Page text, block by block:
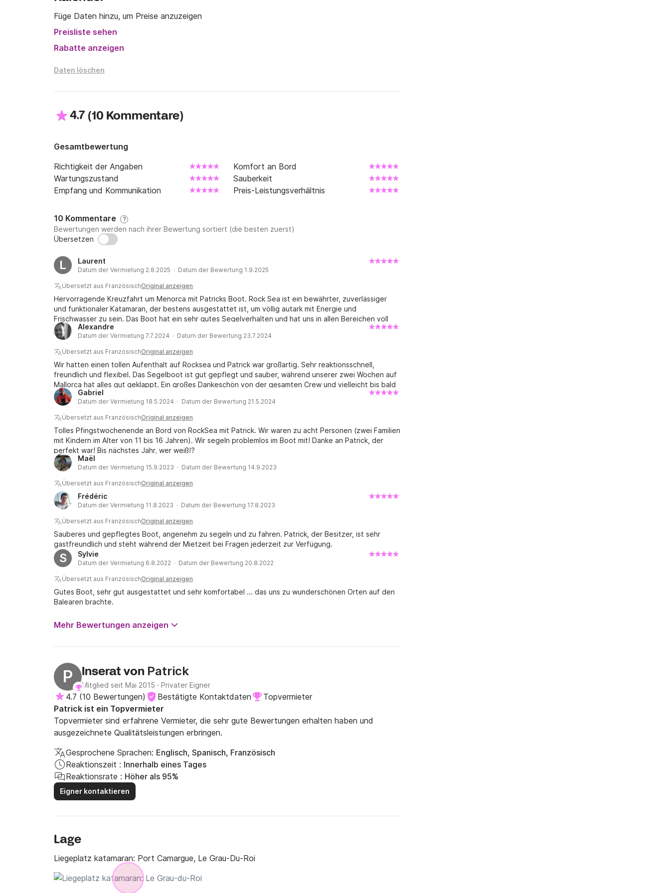
Füge Daten hinzu, um Preise anzuzeigen
Preisliste sehen
Rabatte anzeigen
Daten löschen
4.7 (10 Kommentare)
Gesamtbewertung
Richtigkeit der Angaben
Komfort an Bord
Wartungszustand
Sauberkeit
Empfang und Kommunikation
Preis-Leistungsverhältnis
10 Kommentare ?
Bewertungen werden nach ihrer Bewertung sortiert (die besten zuerst)
Übersetzen
L Laurent
Datum der Vermietung 2.8.2025 · Datum der Bewertung 1.9.2025
Übersetzt aus FranzösischOriginal anzeigen
Hervorragende Kreuzfahrt um Menorca mit Patricks Boot. Rock Sea ist ein bewährter, zuverlässiger
und funktionaler Katamaran, der bestens ausgestattet ist, um völlig autark mit Energie und
Frischwasser zu sein. Das Boot hat ein sehr gutes Segelverhalten und hat uns in allen Bereichen voll
und ganz zufriedengestellt. Patrick ist ein sehr freundlicher Eigner mit viel Erfahrung und vor allem
jederzeit bereit, sein umfassendes Wissen über das Boot während der gesamten Charterzeit mit uns
zu teilen. Er pflegt seinen Katamaran sorgfältig und fährt regelmäßig. Ich werde Rock Sea ohne zu
Alexandre
Datum der Vermietung 7.7.2024 · Datum der Bewertung 23.7.2024
Übersetzt aus FranzösischOriginal anzeigen
Wir hatten einen tollen Aufenthalt auf Rocksea und Patrick war großartig. Sehr reaktionsschnell,
freundlich und flexibel. Das Segelboot ist gut gepflegt und sauber, während unserer zwei Wochen auf
Mallorca hat alles gut geklappt. Ein großes Dankeschön von der gesamten Crew und vielleicht bis bald
für neue Abenteuer.
Gabriel
Datum der Vermietung 18.5.2024 · Datum der Bewertung 21.5.2024
Übersetzt aus FranzösischOriginal anzeigen
Tolles Pfingstwochenende an Bord von RockSea mit Patrick. Wir waren zu acht Personen (zwei Familien
mit Kindern im Alter von 11 bis 16 Jahren). Wir segeln problemlos im Boot mit! Danke an Patrick, der
perfekt war! Bis nächstes Jahr, wer weiß!?
Maël
Datum der Vermietung 15.9.2023 · Datum der Bewertung 14.9.2023
Übersetzt aus FranzösischOriginal anzeigen
Frédéric
Datum der Vermietung 11.8.2023 · Datum der Bewertung 17.8.2023
Übersetzt aus FranzösischOriginal anzeigen
Sauberes und gepflegtes Boot, angenehm zu segeln und zu fahren. Patrick, der Besitzer, ist sehr
gastfreundlich und steht während der Mietzeit bei Fragen jederzeit zur Verfügung.
S Sylvie
Datum der Vermietung 6.8.2022 · Datum der Bewertung 20.8.2022
Übersetzt aus FranzösischOriginal anzeigen
Gutes Boot, sehr gut ausgestattet und sehr komfortabel ... das uns zu wunderschönen Orten auf den
Balearen brachte.
Mehr Bewertungen anzeigen
P Inserat von Patrick
Mitglied seit Mai 2015 · Privater Eigner
4.7 (10 Bewertungen) Bestätigte Kontaktdaten
Topvermieter
Patrick ist ein Topvermieter
Topvermieter sind erfahrene Vermieter, die sehr gute Bewertungen erhalten haben und
ausgezeichnete Qualitätsleistungen erbringen.
Gesprochene Sprachen: Englisch, Spanisch, Französisch
Reaktionszeit : Innerhalb eines Tages
Reaktionsrate : Höher als 95%
Eigner kontaktieren
Lage
Liegeplatz katamaran: Port Camargue, Le Grau-Du-Roi